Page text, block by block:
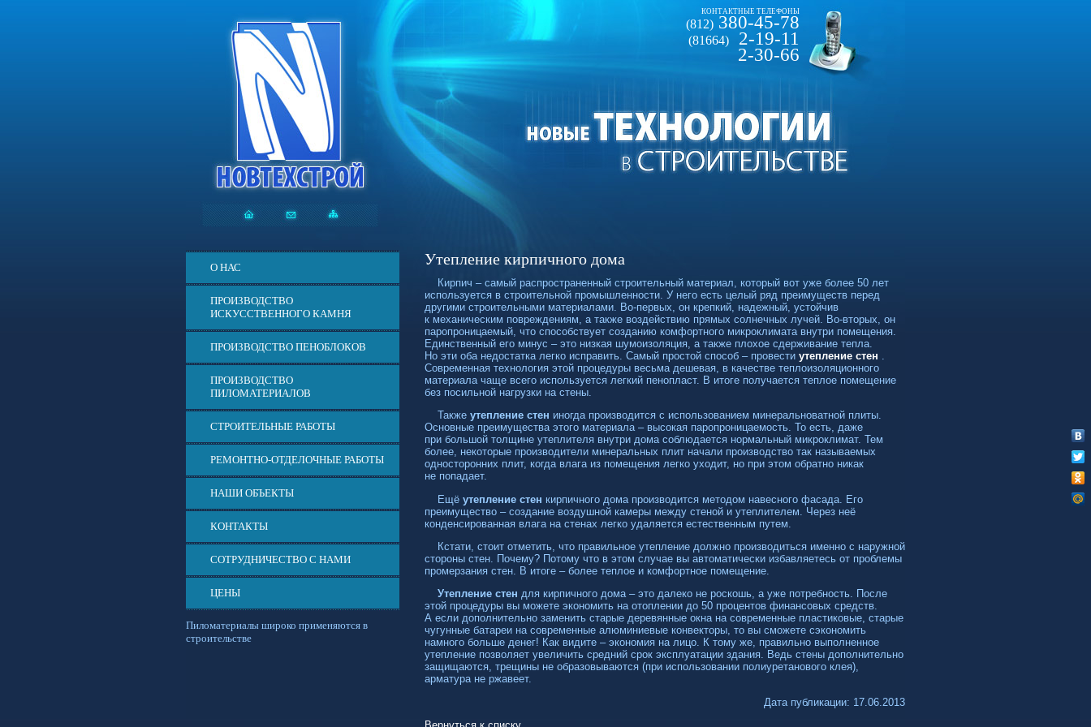
КОНТАКТНЫЕ ТЕЛЕФОНЫ
(812) 380-45-78
(81664)
2-19-11
2-30-66
О НАС
ПРОИЗВОДСТВО
ИСКУССТВЕННОГО КАМНЯ
ПРОИЗВОДСТВО ПЕНОБЛОКОВ
ПРОИЗВОДСТВО
ПИЛОМАТЕРИАЛОВ
СТРОИТЕЛЬНЫЕ РАБОТЫ
РЕМОНТНО-ОТДЕЛОЧНЫЕ РАБОТЫ
НАШИ ОБЪЕКТЫ
КОНТАКТЫ
СОТРУДНИЧЕСТВО С НАМИ
ЦЕНЫ
Пиломатериалы широко применяются в
строительстве
Утепление кирпичного дома
Кирпич – самый распространенный строительный материал, который вот уже более 50 лет
используется в строительной промышленности. У него есть целый ряд преимуществ перед
другими строительными материалами. Во-первых, он крепкий, надежный, устойчив
к механическим повреждениям, а также воздействию прямых солнечных лучей. Во-вторых, он
паропроницаемый, что способствует созданию комфортного микроклимата внутри помещения.
Единственный его минус – это низкая шумоизоляция, а также плохое сдерживание тепла.
Но эти оба недостатка легко исправить. Самый простой способ – провести утепление стен .
Современная технология этой процедуры весьма дешевая, в качестве теплоизоляционного
материала чаще всего используется легкий пенопласт. В итоге получается теплое помещение
без посильной нагрузки на стены.
Также утепление стен иногда производится с использованием минеральноватной плиты.
Основные преимущества этого материала – высокая паропроницаемость. То есть, даже
при большой толщине утеплителя внутри дома соблюдается нормальный микроклимат. Тем
более, некоторые производители минеральных плит начали производство так называемых
односторонних плит, когда влага из помещения легко уходит, но при этом обратно никак
не попадает.
Ещё утепление стен кирпичного дома производится методом навесного фасада. Его
преимущество – создание воздушной камеры между стеной и утеплителем. Через неё
конденсированная влага на стенах легко удаляется естественным путем.
Кстати, стоит отметить, что правильное утепление должно производиться именно с наружной
стороны стен. Почему? Потому что в этом случае вы автоматически избавляетесь от проблемы
промерзания стен. В итоге – более теплое и комфортное помещение.
Утепление стен для кирпичного дома – это далеко не роскошь, а уже потребность. После
этой процедуры вы можете экономить на отоплении до 50 процентов финансовых средств.
А если дополнительно заменить старые деревянные окна на современные пластиковые, старые
чугунные батареи на современные алюминиевые конвекторы, то вы сможете сэкономить
намного больше денег! Как видите – экономия на лицо. К тому же, правильно выполненное
утепление позволяет увеличить средний срок эксплуатации здания. Ведь стены дополнительно
защищаются, трещины не образовываются (при использовании полиуретанового клея),
арматура не ржавеет.
Дата публикации: 17.06.2013